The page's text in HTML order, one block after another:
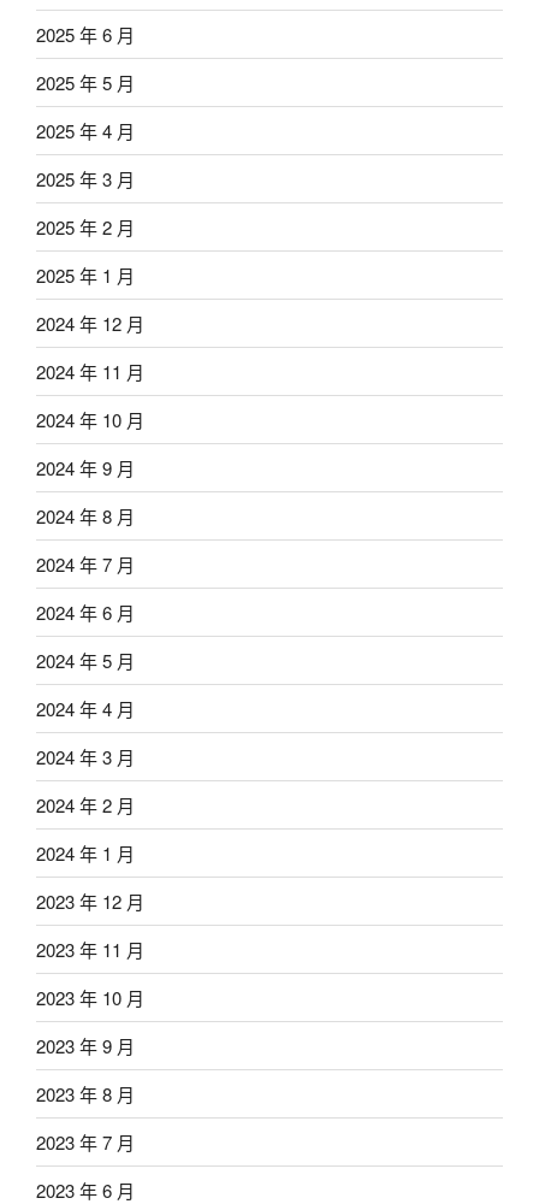
2025 年 6 月
2025 年 5 月
2025 年 4 月
2025 年 3 月
2025 年 2 月
2025 年 1 月
2024 年 12 月
2024 年 11 月
2024 年 10 月
2024 年 9 月
2024 年 8 月
2024 年 7 月
2024 年 6 月
2024 年 5 月
2024 年 4 月
2024 年 3 月
2024 年 2 月
2024 年 1 月
2023 年 12 月
2023 年 11 月
2023 年 10 月
2023 年 9 月
2023 年 8 月
2023 年 7 月
2023 年 6 月